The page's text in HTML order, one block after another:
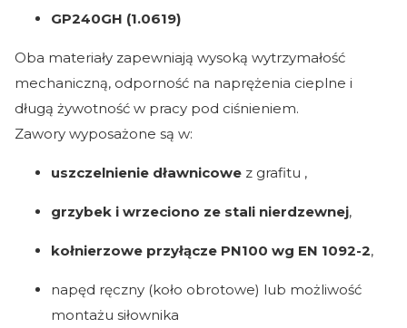
GP240GH (1.0619)
Oba materiały zapewniają wysoką wytrzymałość
mechaniczną, odporność na naprężenia cieplne i
długą żywotność w pracy pod ciśnieniem.
Zawory wyposażone są w:
uszczelnienie dławnicowe z grafitu ,
grzybek i wrzeciono ze stali nierdzewnej,
kołnierzowe przyłącze PN100 wg EN 1092-2,
napęd ręczny (koło obrotowe) lub możliwość
montażu siłownika